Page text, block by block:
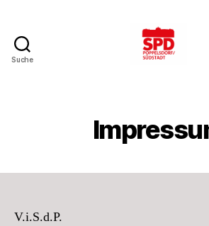
Suche
V.i.S.d.P.